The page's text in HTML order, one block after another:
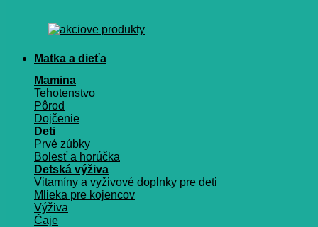
Matka a dieťa
Mamina
Tehotenstvo
Pôrod
Dojčenie
Deti
Prvé zúbky
Bolesť a horúčka
Detská výživa
Vitamíny a vyživové doplnky pre deti
Mlieka pre kojencov
Výživa
Čaje